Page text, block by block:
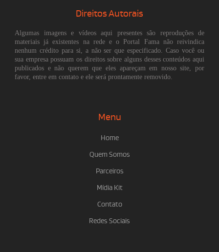
Direitos Autorais
Algumas imagens e vídeos aqui presentes são reproduções de
materiais já existentes na rede e o Portal Fama não reivindica
nenhum crédito para si, a não ser que especificado. Caso você ou
sua empresa possuam os direitos sobre alguns desses conteúdos aqui
publicados e não querem que eles apareçam em nosso site, por
favor, entre em contato e ele será prontamente removido.
Menu
Home
Quem Somos
Parceiros
Mídia Kit
Contato
Redes Sociais